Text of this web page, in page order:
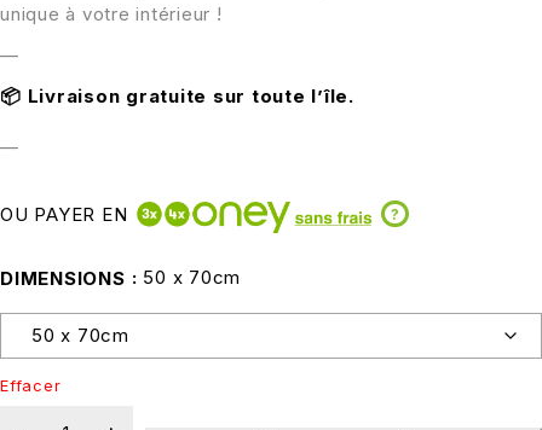
unique à votre intérieur !
—
📦 Livraison gratuite sur toute l’île.
—
OU PAYER EN ?
DIMENSIONS 50 x 70cm
Effacer